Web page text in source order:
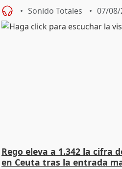
Sonido Totales 07/08/
Rego eleva a 1.342 la cifra
en Ceuta tras la entrada